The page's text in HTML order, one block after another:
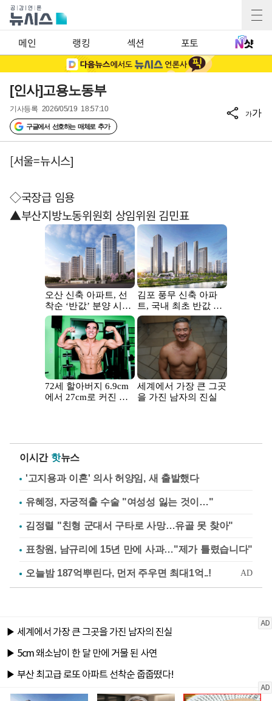
메인 랭킹 섹션 포토
[인사]고용노동부
기사등록 2026/05/19 18:57:10
구글에서 선호하는 매체로 추가
가가
[서울=뉴시스]
◇국장급 임용
▲부산지방노동위원회 상임위원 김민표
이시간 핫뉴스
'고지용과 이혼' 의사 허양임, 새 출발했다
유혜정, 자궁적출 수술 "여성성 잃는 것이…"
김정렬 "친형 군대서 구타로 사망…유골 못 찾아"
표창원, 남규리에 15년 만에 사과…"제가 틀렸습니다"